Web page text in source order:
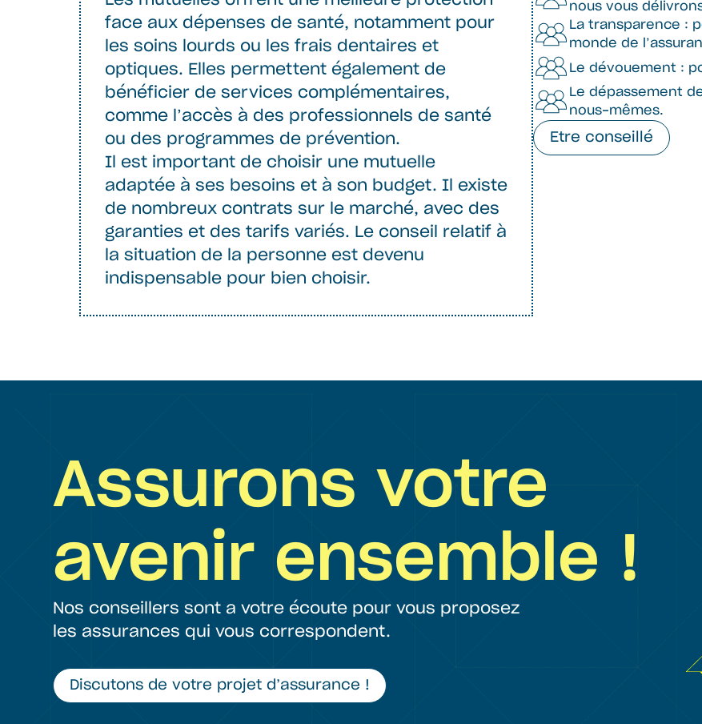
face aux dépenses de santé, notamment pour
les soins lourds ou les frais dentaires et
optiques. Elles permettent également de
bénéficier de services complémentaires,
comme l’accès à des professionnels de santé
ou des programmes de prévention.
Il est important de choisir une mutuelle
adaptée à ses besoins et à son budget. Il existe
de nombreux contrats sur le marché, avec des
garanties et des tarifs variés. Le conseil relatif à
la situation de la personne est devenu
indispensable pour bien choisir.
nous vous
La transparence :
monde de
Le dévouement :
Le dépassement
nous-mêmes.
Etre conseillé
Assurons votre
avenir ensemble !
Nos conseillers sont a votre écoute pour vous proposez
les assurances qui vous correspondent.
Discutons de votre projet d’assurance !